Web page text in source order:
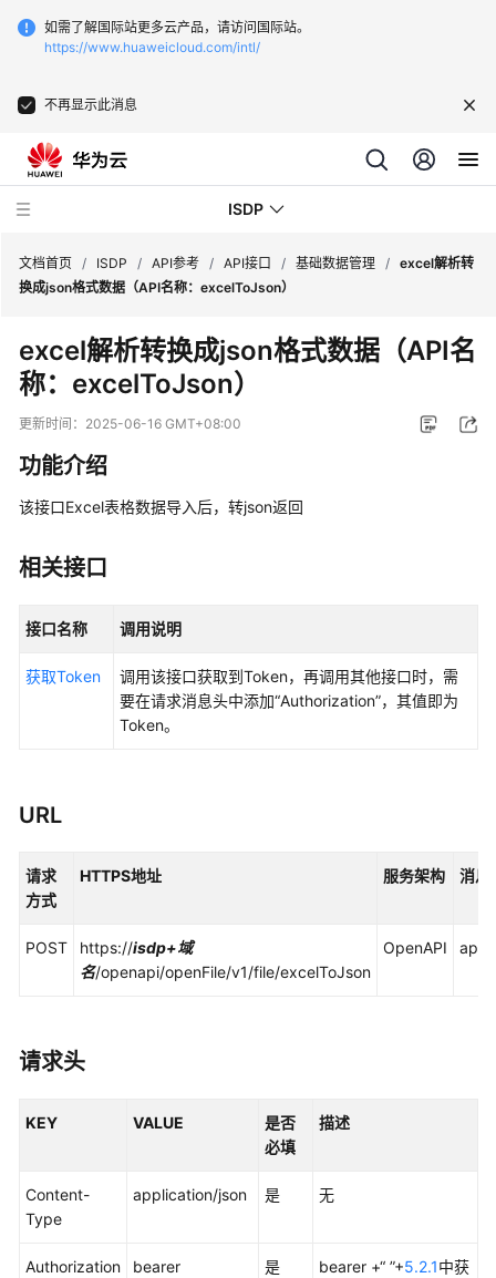
如需了解国际站更多云产品，请访问国际站。
https://www.huaweicloud.com/intl/
不再显示此消息
ISDP
新
动
用
户
指
API
考
使
法
入
门
新
文档首页 / ISDP / API参考 / API接口 / 基础数据管理 / excel解析转
换成json格式数据（API名称：excelToJson）
excel解析转换成json格式数据（API名
称：excelToJson）
更新时间： 2025-06-16 GMT+08:00
功能介绍
该接口Excel表格数据导入后，转json返回
相关接口
接口名称 调用说明
获取Token
调用该接口获取到Token，再调用其他接口时，需
要在请求消息头中添加“Authorization”，其值即为
Token。
URL
请求
方式
HTTPS地址 服务架构 消息
POST https://isdp+域
名/openapi/openFile/v1/file/excelToJson
OpenAPI
请求头
KEY VALUE
是否
必填
描述
Content-
Type
application/json 是 无
Authorization
bearer
是 bearer +“ ”+5.2.1中获